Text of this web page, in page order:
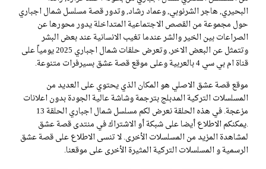
البحيري, هاجر الشرنوبي, وعماد رشاد, وتدور قصة مسلسل شمال اجباري
حول مجموعة من القصص الاجتماعية المتداخلة يدور محورها عن
الصراعات بين الخير والشر عندما تغيب الانسانية عند بعض البشر
وتتمثل عن البعض الاخر, وتعرض حلقات شمال اجباري 2025 يومياً على
قناة ام بي سي 4 بالعربية وعلى موقع قصة عشق بسيرفرات متنوعة.
موقع قصة عشق الاصلي هو المكان الذي يحتوي على العديد من
المسلسلات التركية المدبلج بترجمة وشاشة عالية الجودة بدون اعلانات
مزعجة. في هذه الحلقة نعرض لكم مسلسل شمال اجباري الحلقة 13
.يمكنكم الاطلاع أيضا على شبكة أو الاشتراك في منتدى قصة عشق
لمشاهدة المزيد من المسلسلات الأخرى. لا تنسى الاطلاع على قصة عشق
الرسمية و المسلسلات التركية المثيرة الأخرى على موقعنا.